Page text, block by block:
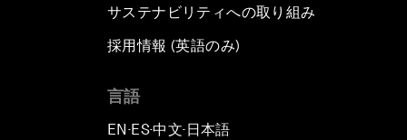
サステナビリティへの取り組み
採用情報 (英語のみ)
言語
EN ▪ ES▪中文▪ 日本語